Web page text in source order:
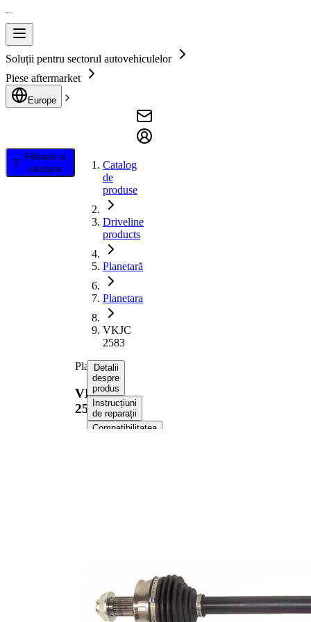
Soluții pentru sectorul autovehiculelor
Piese aftermarket
Europe
Filtrare și
căutare
Catalog
de
produse
Driveline
products
Planetară
Planetara
VKJC
2583
Planetara
VKJC
2583
Detalii
despre
produs
Instrucțiuni
de reparații
Compatibilitatea
parte roata
25
Diametru